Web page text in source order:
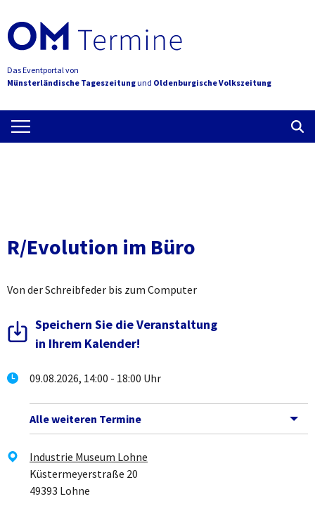
Das Eventportal von
Münsterländische Tageszeitungund Oldenburgische Volkszeitung
R/Evolution im Büro
Von der Schreibfeder bis zum Computer
Speichern Sie die Veranstaltung
in Ihrem Kalender!
09.08.2026, 14:00 - 18:00 Uhr
Alle weiteren Termine
Industrie Museum Lohne
Küstermeyerstraße 20
49393 Lohne